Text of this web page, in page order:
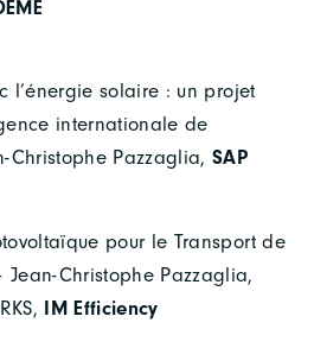
l’énergie solaire : un projet
internationale de
Christophe Pazzaglia,SAP
pour le Transport de
Jean-Christophe Pazzaglia,
IM Efficiency